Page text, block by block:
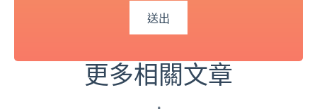
更多相關文章